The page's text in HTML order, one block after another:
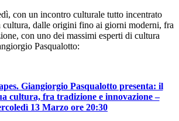
con un incontro culturale tutto incentrato
cultura, dalle origini fino ai giorni moderni, fra
con uno dei massimi esperti di cultura
Pasqualotto:
Giangiorgio Pasqualotto presenta: il
cultura, fra tradizione e innovazione –
13 Marzo ore 20:30